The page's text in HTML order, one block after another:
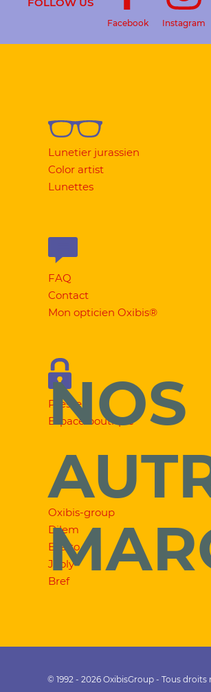
Facebook Instagram
Lunetier jurassien
Color artist
Lunettes
FAQ
Contact
Mon opticien Oxibis®
Presse
Espace boutique
NOS
Oxibis-group
Dilem
Exalto
Jooly
Bref
© 1992 - 2026 OxibisGroup - Tous droits